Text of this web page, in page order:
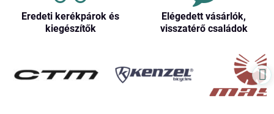
Eredeti kerékpárok és
kiegészítők
Elégedett vásárlók,
visszatérő családok